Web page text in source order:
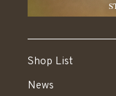
Shop List
News